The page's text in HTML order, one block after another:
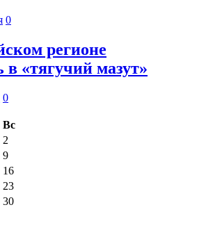
0
регионе
в «тягучий мазут»
0
Вс
2
9
16
23
30